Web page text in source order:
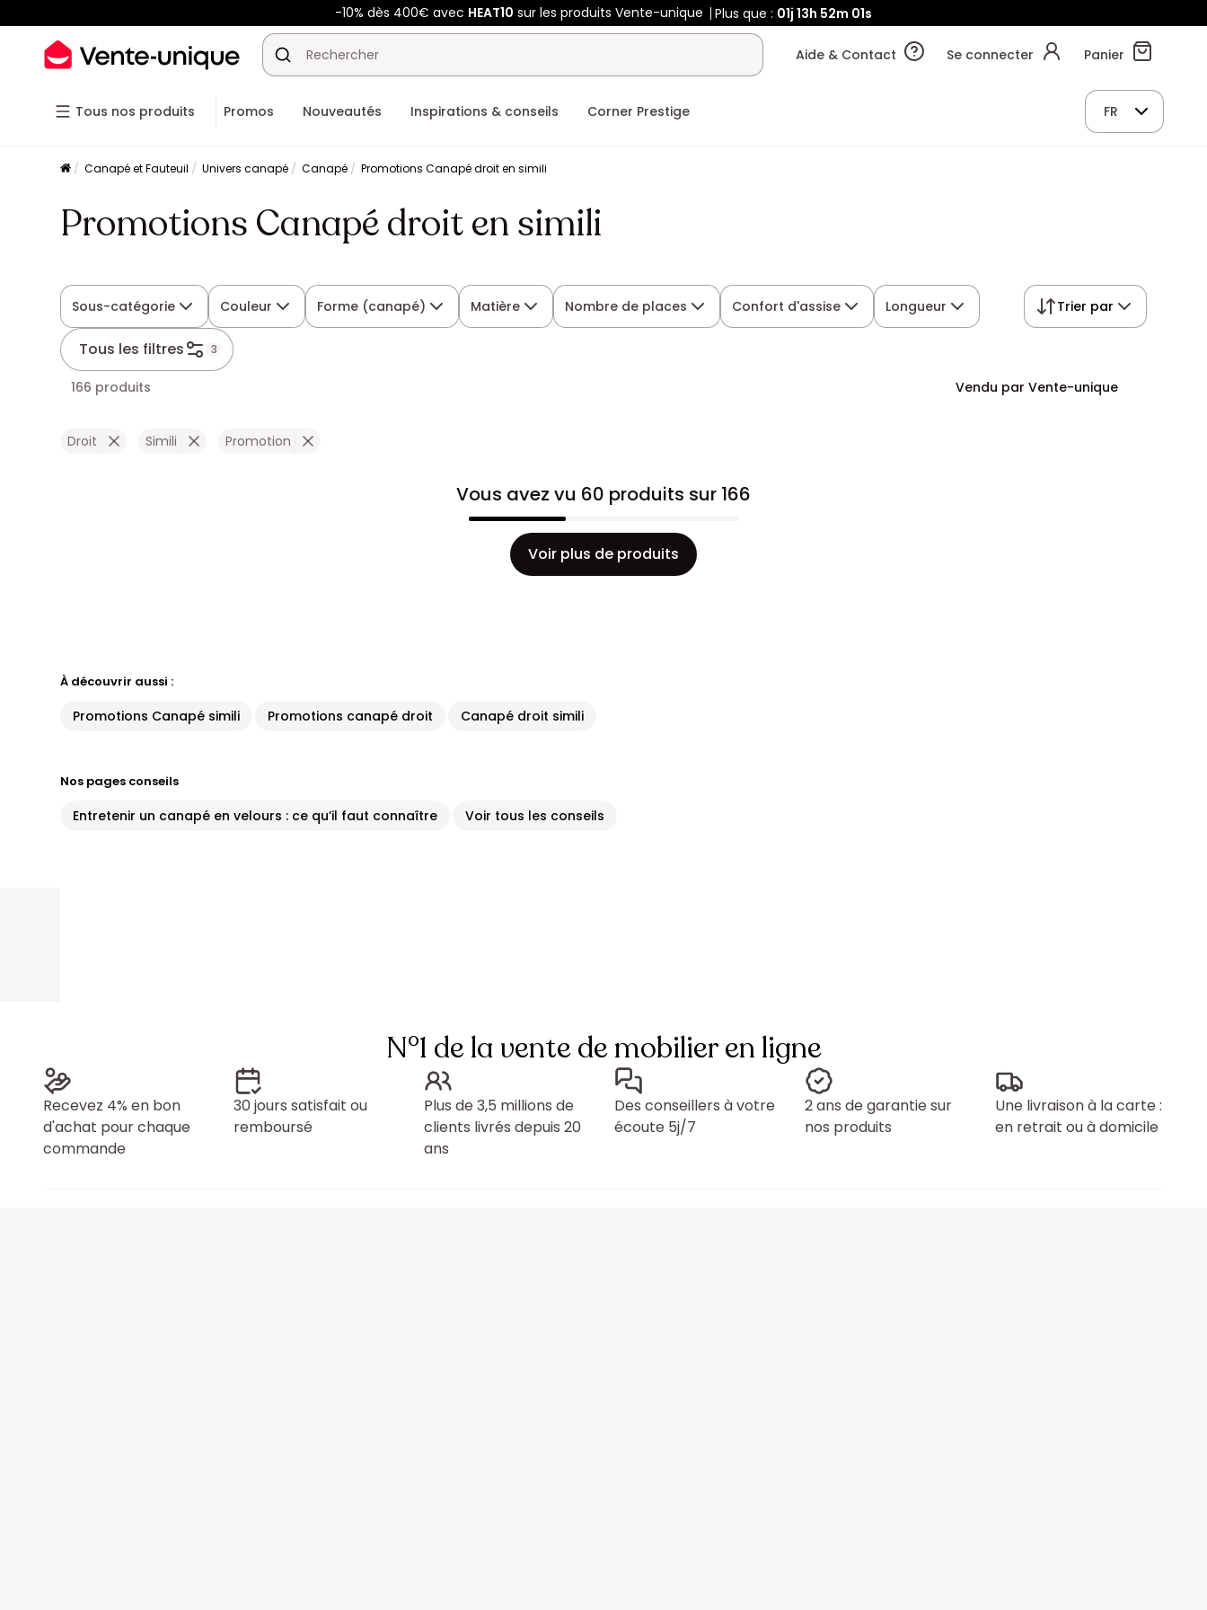
-10% dès 400€ avec HEAT10sur les produits Vente-unique Plus que : 01j 13h 52m 00s
Aide & Contact Se connecter Panier
Tous nos produits Promos Nouveautés Inspirations & conseils Corner Prestige FR
Canapé et Fauteuil Univers canapé Canapé Promotions Canapé droit en simili
Promotions Canapé droit en simili
Sous-catégorie Couleur Forme (canapé) Matière Nombre de places Confort d'assise Longueur
Tous les filtres 3
Trier par
166 produits Vendu par Vente-unique
Droit Simili Promotion
Vous avez vu 60 produits sur 166
Voir plus de produits
À découvrir aussi :
Promotions Canapé simili Promotions canapé droit Canapé droit simili
Nos pages conseils
Entretenir un canapé en velours : ce qu’il faut connaître Voir tous les conseils
N°1 de la vente de mobilier en ligne
Recevez 4% en bon
d'achat pour chaque
commande
30 jours satisfait ou
remboursé
Plus de 3,5 millions de
clients livrés depuis 20
ans
Des conseillers à votre
écoute 5j/7
2 ans de garantie sur
nos produits
Une livraison à la carte :
en retrait ou à domicile